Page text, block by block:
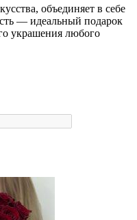
объединяет в себе
— идеальный подарок
украшения любого